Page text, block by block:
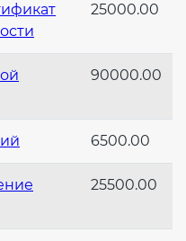
25000.00
90000.00
6500.00
25500.00